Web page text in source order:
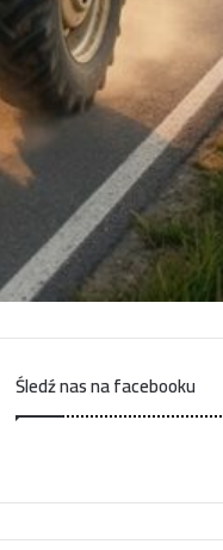
Śledź nas na facebooku